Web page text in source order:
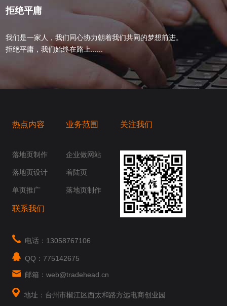
拒绝平庸
我们是一家人，我们同心协力朝着我们共同的梦想前进。
拒绝平庸，我们始终在路上......
热点内容
落地页制作
落地页设计
单页推广
业务范围
企业做网站
着陆页
落地页制作
关注我们
联系我们
电话：13058767106
QQ：775142675
邮箱：web@tradehead.cn
地址：台州市椒江区西太和路方远电商创业园